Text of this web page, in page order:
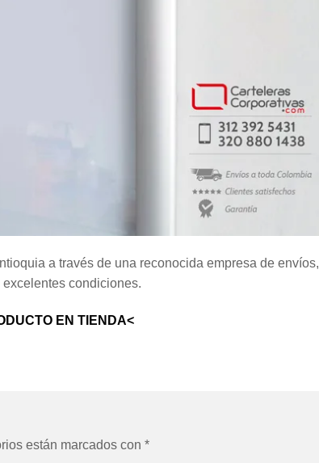
a través de una reconocida empresa de envíos,
condiciones.
EN TIENDA<
están marcados con *